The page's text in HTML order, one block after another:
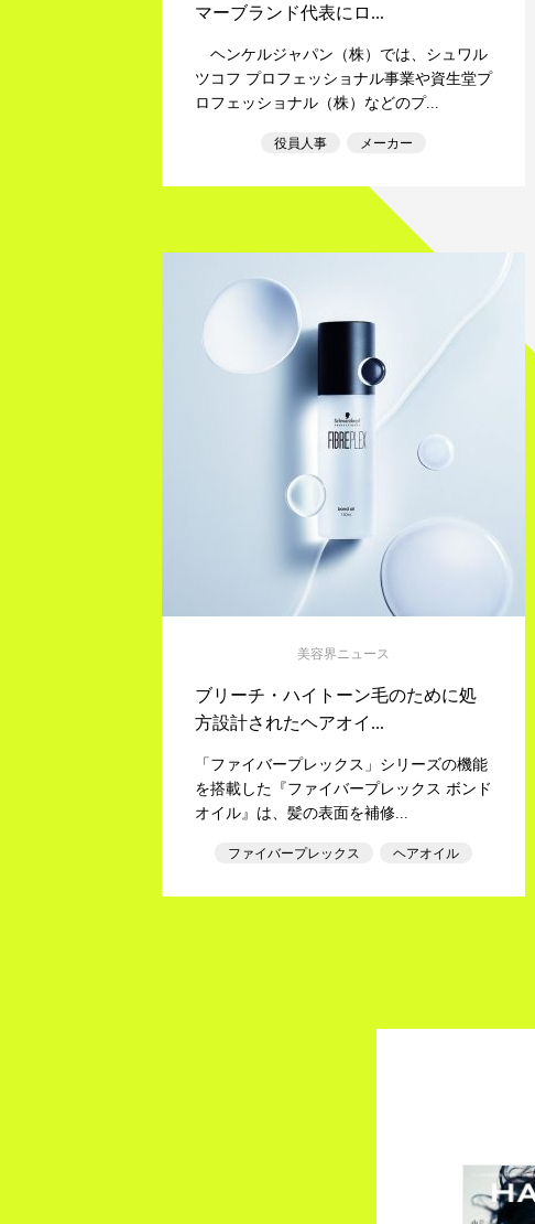
マーブランド代表にロ...
ヘンケルジャパン（株）では、シュワル
ツコフ プロフェッショナル事業や資生堂プ
ロフェッショナル（株）などのプ...
役員人事 メーカー
美容界ニュース
ブリーチ・ハイトーン毛のために処
方設計されたヘアオイ...
「ファイバープレックス」シリーズの機能
を搭載した『ファイバープレックス ボンド
オイル』は、髪の表面を補修...
ファイバープレックス ヘアオイル